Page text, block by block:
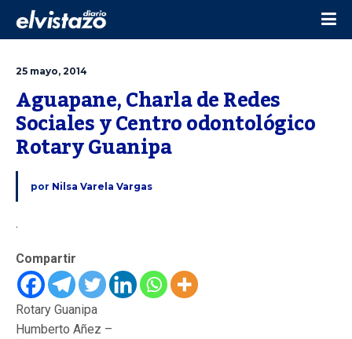
25 mayo, 2014
Aguapane, Charla de Redes
Sociales y Centro odontológico
Rotary Guanipa
por Nilsa Varela Vargas
.
Compartir
Rotary Guanipa
Humberto Añez –